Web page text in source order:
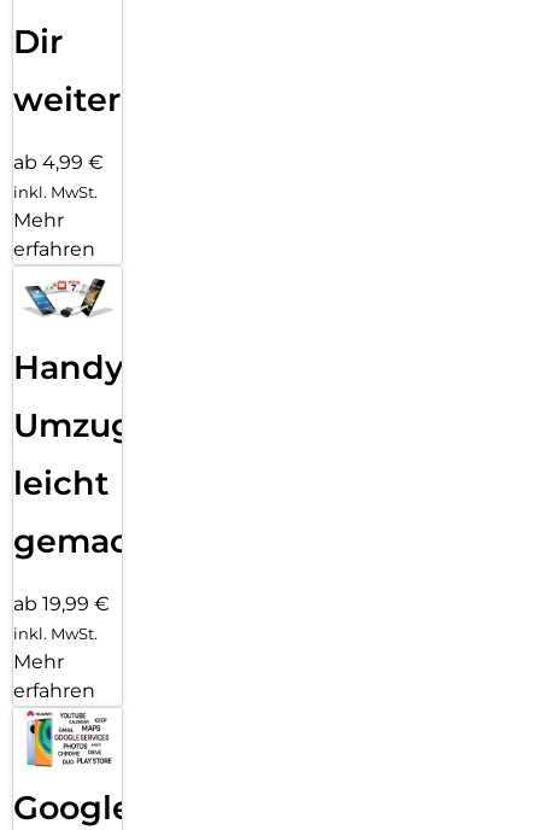
Dir
weiter
ab 4,99 €
inkl. MwSt.
Mehr
erfahren
Handy
Umzug
leicht
gemacht!
ab 19,99 €
inkl. MwSt.
Mehr
erfahren
Google